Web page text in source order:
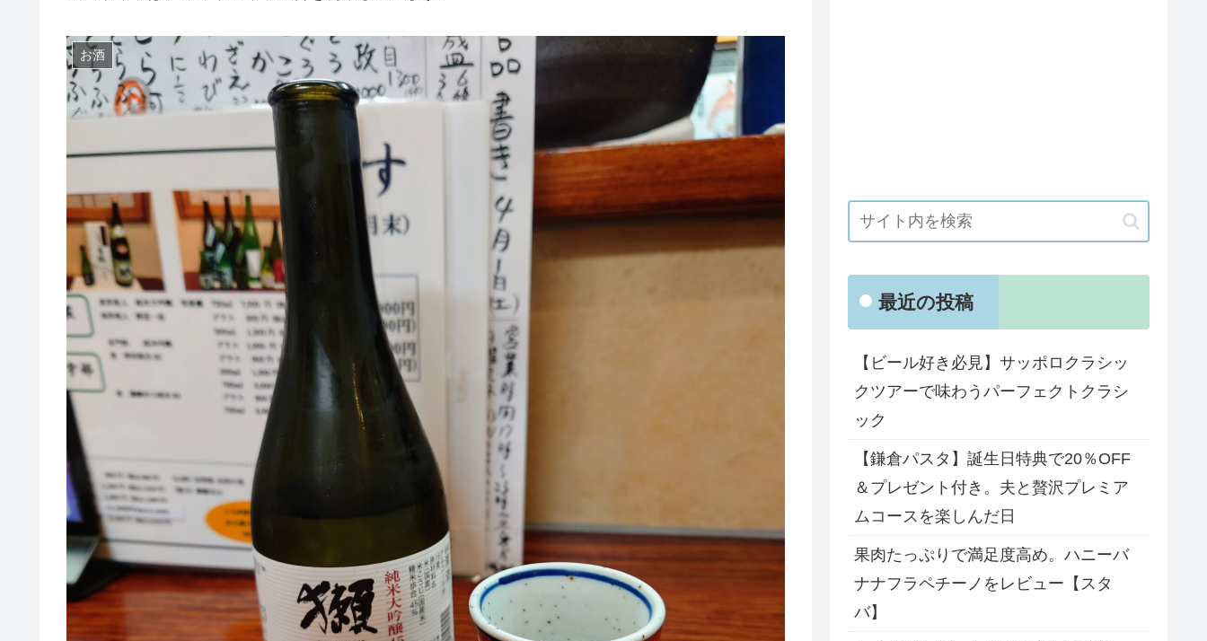
お酒
最近の投稿
【ビール好き必見】サッポロクラシッ
クツアーで味わうパーフェクトクラシ
ック
【鎌倉パスタ】誕生日特典で20％OFF
＆プレゼント付き。夫と贅沢プレミア
ムコースを楽しんだ日
果肉たっぷりで満足度高め。ハニーバ
ナナフラペチーノをレビュー【スタ
バ】